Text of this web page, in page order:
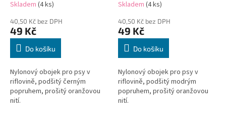
Skladem (4 ks)
40,50 Kč bez DPH
49 Kč
Do košíku
Nylonový obojek pro psy v
riflovině, podšitý černým
popruhem, prošitý oranžovou
nití.
Skladem (4 ks)
40,50 Kč bez DPH
49 Kč
Do košíku
Nylonový obojek pro psy v
riflovině, podšitý modrým
popruhem, prošitý oranžovou
nití.